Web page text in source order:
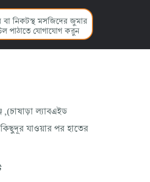
নিকটস্থ মসজিদের জুমার
পাঠাতে যোগাযোগ করুন
,(চাষাড়া ল্যাবএইড
কিছুদূর যাওয়ার পর হাতের